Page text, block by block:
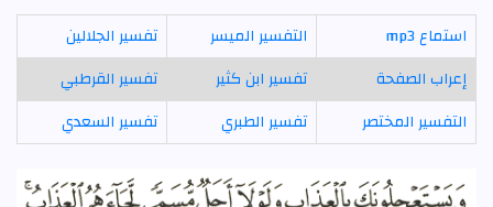
استماع mp3
التفسير الميسر
تفسير الجلالين
إعراب الصفحة
تفسير ابن كثير
تفسير القرطبي
التفسير المختصر
تفسير الطبري تفسير السعدي